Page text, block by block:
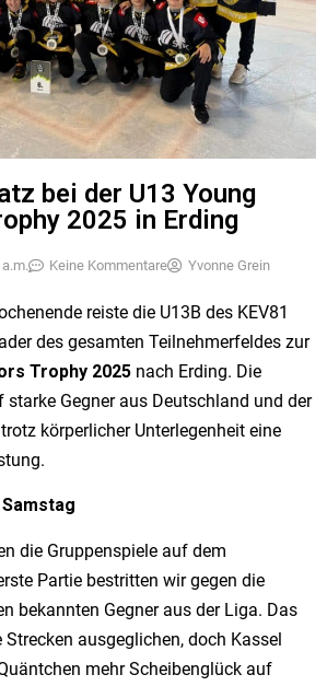
bei der U13 Young
2025 in Erding
Keine Kommentare Yvonne Grein
reiste die U13B des KEV81
des gesamten Teilnehmerfeldes zur
Trophy 2025 nach Erding. Die
Gegner aus Deutschland und der
körperlicher Unterlegenheit eine
die Gruppenspiele auf dem
Partie bestritten wir gegen die
bekannten Gegner aus der Liga. Das
ausgeglichen, doch Kassel
mehr Scheibenglück auf